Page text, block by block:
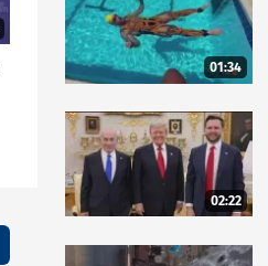
01:34
02:22